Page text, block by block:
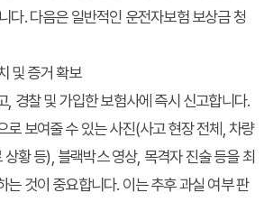
다. 다음은 일반적인 운전자보험 보상금 청
및 증거 확보
, 경찰 및 가입한 보험사에 즉시 신고합니다.
로 보여줄 수 있는 사진(사고 현장 전체, 차량
황 등), 블랙박스 영상, 목격자 진술 등을 최
는 것이 중요합니다. 이는 추후 과실 여부 판